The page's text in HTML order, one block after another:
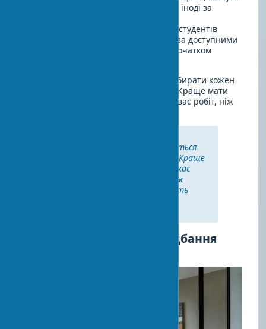
бути джерелом унікальних творів, іноді за
— роботи студентів
художніх вузів часто продаються за доступними
цінами і можуть стати хорошим початком
Важливо не поспішати і ретельно вибирати кожен
твір, який ви додаєте у свій будинок. Краще мати
кілька дійсно якісних і значущих для вас робіт, ніж
кількість, коли справа стосується
колекціонування мистецтва. Краще
мати одну роботу, яка викликає
глибокий емоційний відгук, ніж
десять, які просто заповнюють
Комерційні аспекти придбання